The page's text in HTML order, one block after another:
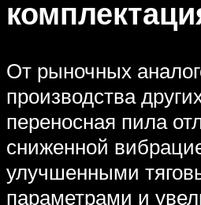
От рыночных
производства
переносная пила
сниженной
улучшенными
параметрами и